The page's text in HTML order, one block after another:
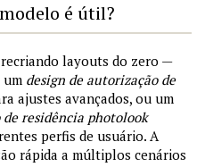
é útil?
layouts do zero —
um design de autorização de
ajustes avançados, ou um
residência photolook
perfis de usuário. A
rápida a múltiplos cenários